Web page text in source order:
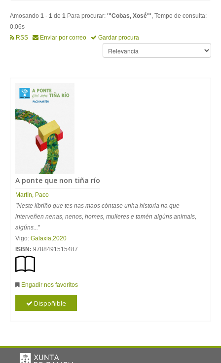
Amosando 1 - 1 de 1 Para procurar: '"Cobas, Xosé"', Tempo de consulta:
0.06s
RSS
Enviar por correo Gardar procura
A ponte que non tiña río
Martín, Paco
"Neste libriño que tes nas maos cóntase unha historia na que
interveñen nenas, nenos, homes, mulleres e tamén algúns animais,
algúns..."
Vigo: Galaxia,2020
ISBN: 9788491515487
Engadir nos favoritos
Dispoñible